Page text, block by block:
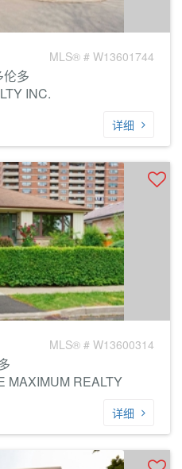
MLS® # W13601744
多
INC.
详细
MLS® # W13600314
MAXIMUM REALTY
详细